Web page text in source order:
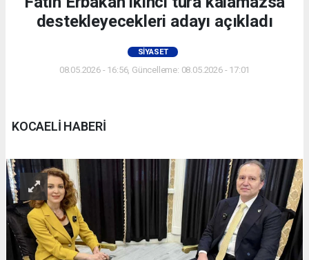
destekleyecekleri adayı açıkladı
SIYASET
08.05.2026 - 16:56, Güncelleme: 08.05.2026 - 17:01
KOCAELİ HABERİ